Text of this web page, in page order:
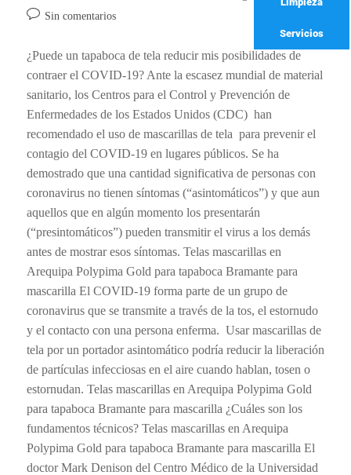
Servicios
Sin comentarios
¿Puede un tapaboca de tela reducir mis posibilidades de
contraer el COVID-19? Ante la escasez mundial de material
sanitario, los Centros para el Control y Prevención de
Enfermedades de los Estados Unidos (CDC) han
recomendado el uso de mascarillas de tela para prevenir el
contagio del COVID-19 en lugares públicos. Se ha
demostrado que una cantidad significativa de personas con
coronavirus no tienen síntomas (“asintomáticos”) y que aun
aquellos que en algún momento los presentarán
(“presintomáticos”) pueden transmitir el virus a los demás
antes de mostrar esos síntomas. Telas mascarillas en
Arequipa Polypima Gold para tapaboca Bramante para
mascarilla El COVID-19 forma parte de un grupo de
coronavirus que se transmite a través de la tos, el estornudo
y el contacto con una persona enferma. Usar mascarillas de
tela por un portador asintomático podría reducir la liberación
de partículas infecciosas en el aire cuando hablan, tosen o
estornudan. Telas mascarillas en Arequipa Polypima Gold
para tapaboca Bramante para mascarilla ¿Cuáles son los
fundamentos técnicos? Telas mascarillas en Arequipa
Polypima Gold para tapaboca Bramante para mascarilla El
doctor Mark Denison del Centro Médico de la Universidad